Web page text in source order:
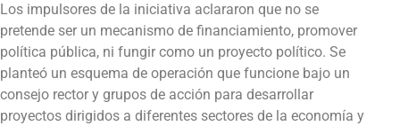
Los impulsores de la iniciativa aclararon que no se
pretende ser un mecanismo de financiamiento, promover
política pública, ni fungir como un proyecto político. Se
planteó un esquema de operación que funcione bajo un
consejo rector y grupos de acción para desarrollar
proyectos dirigidos a diferentes sectores de la economía y